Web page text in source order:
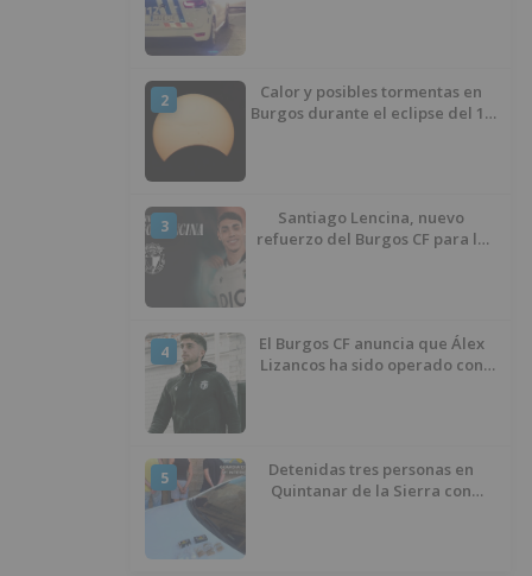
2
Calor y posibles tormentas en
Burgos durante el eclipse del 12
3
Santiago Lencina, nuevo
refuerzo del Burgos CF para la
4
El Burgos CF anuncia que Álex
Lizancos ha sido operado con
5
Detenidas tres personas en
Quintanar de la Sierra con